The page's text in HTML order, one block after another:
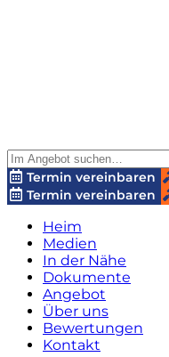
Termin vereinbaren
Termin vereinbaren
Heim
Medien
In der Nähe
Dokumente
Angebot
Über uns
Bewertungen
Kontakt